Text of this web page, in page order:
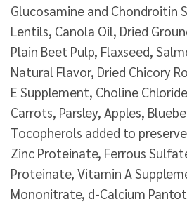
Glucosamine and Chondroitin
Lentils, Canola Oil, Dried
Plain Beet Pulp, Flaxseed,
Natural Flavor, Dried Chicory
E Supplement, Choline
Carrots, Parsley, Apples,
Tocopherols added to
Zinc Proteinate, Ferrous
Proteinate, Vitamin A
Mononitrate, d-Calcium